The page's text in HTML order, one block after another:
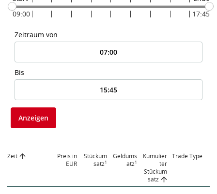
09:00
17:45
Zeitraum von
Bis
Anzeigen
Zeit
Preis in
EUR
Stückum
satz1
Geldums
atz1
Kumulier
ter
Stückum
satz
Trade Type